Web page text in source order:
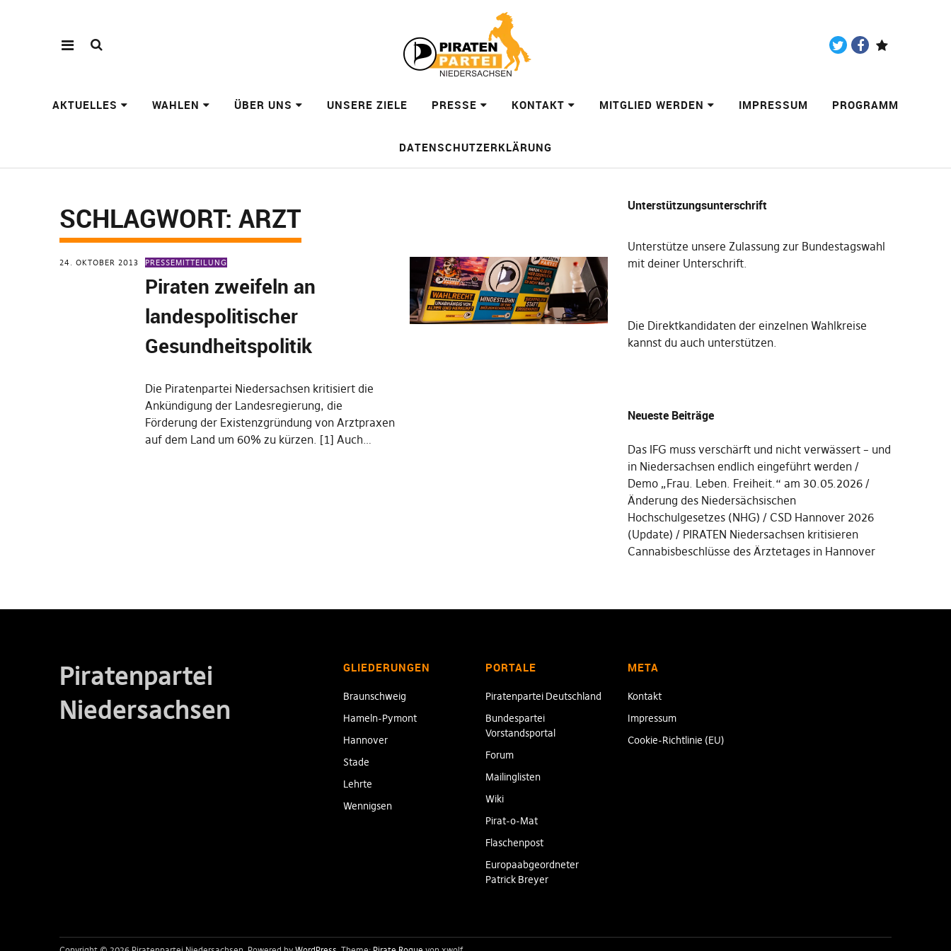
AKTUELLES WAHLEN ÜBER UNS UNSERE ZIELE PRESSE KONTAKT MITGLIED WERDEN IMPRESSUM PROGRAMM
DATENSCHUTZERKLÄRUNG
SCHLAGWORT: ARZT
24. OKTOBER 2013 PRESSEMITTEILUNG
Piraten zweifeln an
landespolitischer
Gesundheitspolitik
Die Piratenpartei Niedersachsen kritisiert die
Ankündigung der Landesregierung, die
Förderung der Existenzgründung von Arztpraxen
auf dem Land um 60% zu kürzen. [1] Auch…
Unterstützungsunterschrift
Unterstütze unsere Zulassung zur Bundestagswahl
mit deiner Unterschrift.
Die Direktkandidaten der einzelnen Wahlkreise
kannst du auch unterstützen.
Neueste Beiträge
Das IFG muss verschärft und nicht verwässert – und
in Niedersachsen endlich eingeführt werden
Demo „Frau. Leben. Freiheit.“ am 30.05.2026
Änderung des Niedersächsischen
Hochschulgesetzes (NHG)
CSD Hannover 2026
(Update)
PIRATEN Niedersachsen kritisieren
Cannabisbeschlüsse des Ärztetages in Hannover
Piratenpartei
Niedersachsen
GLIEDERUNGEN
Braunschweig
Hameln-Pymont
Hannover
Stade
Lehrte
Wennigsen
PORTALE
Piratenpartei Deutschland
Bundespartei
Vorstandsportal
Forum
Mailinglisten
Wiki
Pirat-o-Mat
Flaschenpost
Europaabgeordneter
Patrick Breyer
META
Kontakt
Impressum
Cookie-Richtlinie (EU)